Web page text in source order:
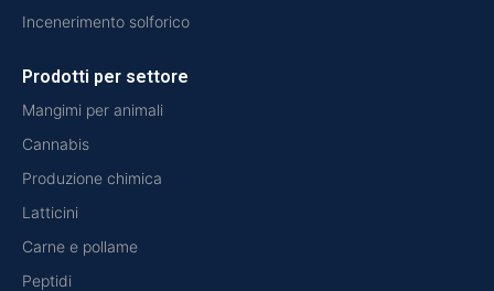
Incenerimento solforico
Prodotti per settore
Mangimi per animali
Cannabis
Produzione chimica
Latticini
Carne e pollame
Peptidi